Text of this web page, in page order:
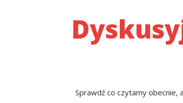
Sprawdź co czytamy obecnie,